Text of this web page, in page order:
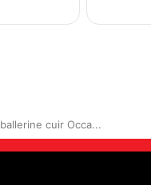
ballerine cuir Occa...